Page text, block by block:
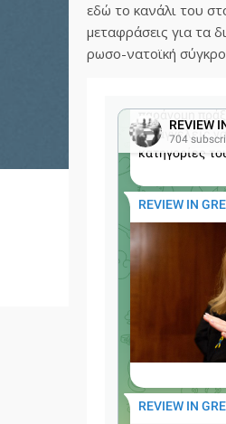
εδώ το κανάλι του
μεταφράσεις για τα
ρωσο-νατοϊκή